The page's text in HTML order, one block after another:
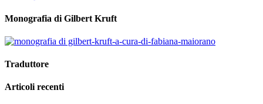
Monografia di Gilbert Kruft
Traduttore
Articoli recenti